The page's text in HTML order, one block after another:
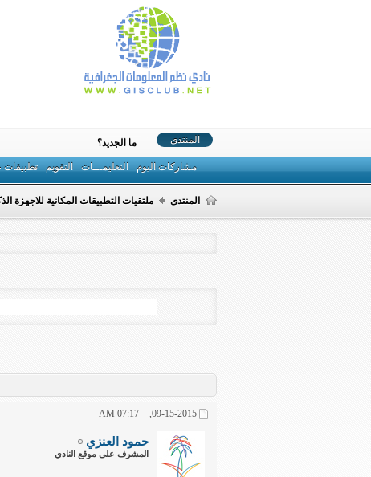
المنتدى
مشاركات اليوم التعليمـــات التقويم تطبيقات
ما الجديد؟
المنتدى ملتقيات التطبيقات المكانية للاجهزة
09-15-2015,
07:17 AM
حمود العنزي
المشرف على موقع النادي